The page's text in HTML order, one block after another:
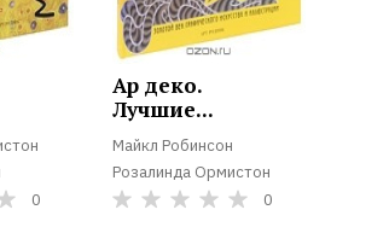
0
Ар деко.
Лучшие...
Майкл Робинсон
Розалинда Ормистон
0